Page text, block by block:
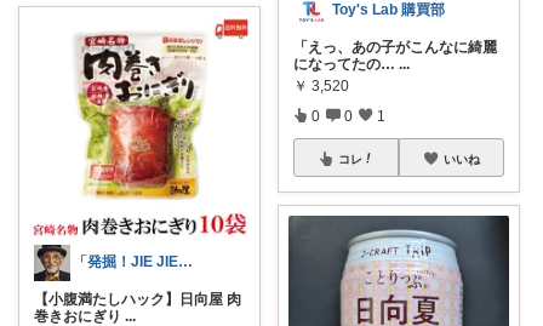
「発掘！JIE JIEマーケット」
【小腹満たしハック】日向屋 肉
巻きおにぎり ...
Toy's Lab 購買部
「えっ、あの子がこんなに綺麗
になってたの… ...
￥ 3,520
0 0 1
コレ いいね